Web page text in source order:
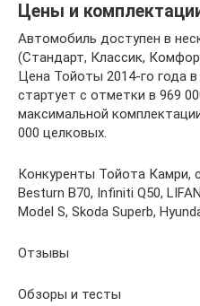
Цены и
Автомобиль доступен в
(Стандарт, Классик,
Цена Тойоты 2014-го года
стартует с отметки в 969
максимальной
000 целковых.
Конкуренты Тойота Камри,
Besturn B70, Infiniti Q50,
Model S, Skoda Superb,
Отзывы
Обзоры и тесты